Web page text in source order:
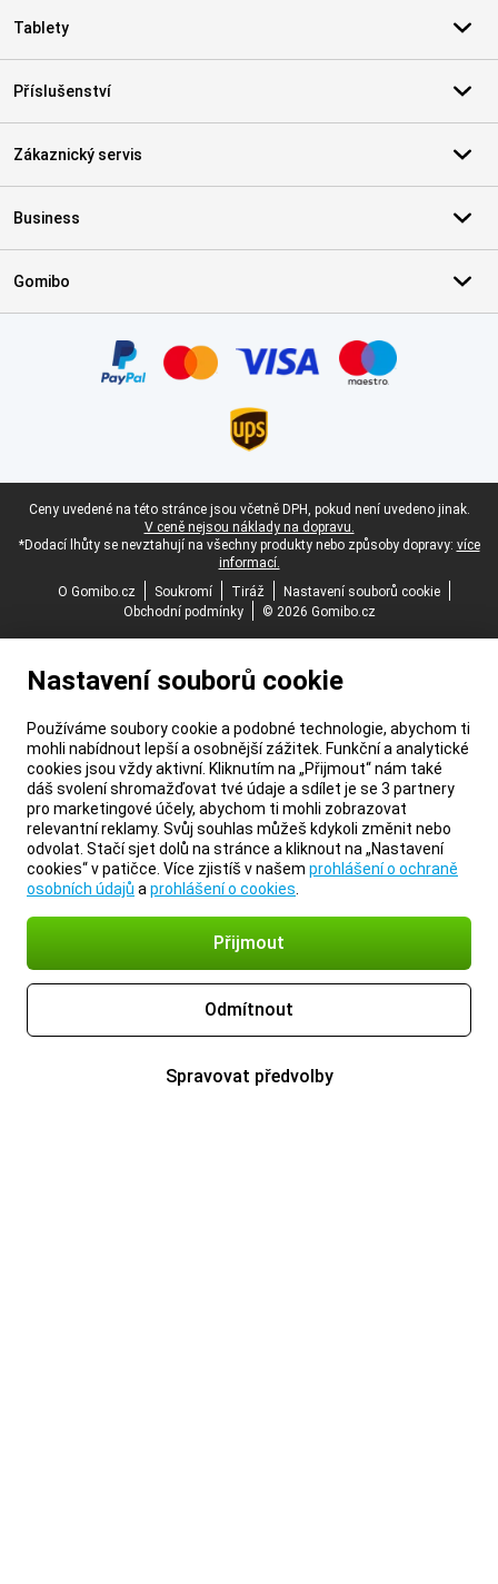
Tablety
Příslušenství
Zákaznický servis
Business
Gomibo
Právní zápatí
Ceny uvedené na této stránce jsou včetně DPH, pokud není uvedeno jinak.
V ceně nejsou náklady na dopravu.
*Dodací lhůty se nevztahují na všechny produkty nebo způsoby dopravy: více
informací.
O Gomibo.cz
Soukromí Tiráž
Nastavení souborů cookie
Obchodní podmínky
© 2026 Gomibo.cz
Nastavení souborů cookie
Používáme soubory cookie a podobné technologie, abychom ti
mohli nabídnout lepší a osobnější zážitek. Funkční a analytické
cookies jsou vždy aktivní. Kliknutím na „Přijmout“ nám také
dáš svolení shromažďovat tvé údaje a sdílet je se 3 partnery
pro marketingové účely, abychom ti mohli zobrazovat
relevantní reklamy. Svůj souhlas můžeš kdykoli změnit nebo
odvolat. Stačí sjet dolů na stránce a kliknout na „Nastavení
cookies“ v patičce. Více zjistíš v našem prohlášení o ochraně
osobních údajů a prohlášení o cookies
Přijmout
Odmítnout
Spravovat předvolby